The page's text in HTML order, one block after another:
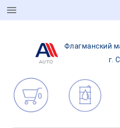
Флагманский
г.
0